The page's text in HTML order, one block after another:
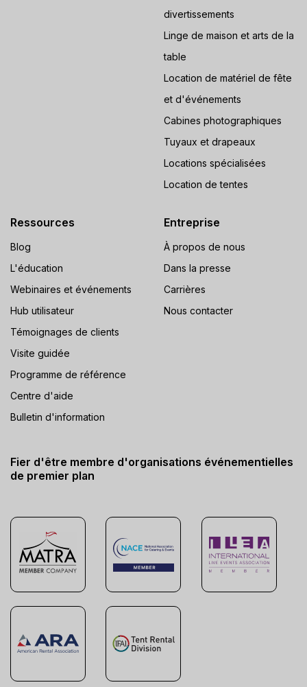
divertissements
Linge de maison et arts de la
table
Location de matériel de fête
et d'événements
Cabines photographiques
Tuyaux et drapeaux
Locations spécialisées
Location de tentes
Ressources
Blog
L'éducation
Webinaires et événements
Hub utilisateur
Témoignages de clients
Visite guidée
Programme de référence
Centre d'aide
Bulletin d'information
Entreprise
À propos de nous
Dans la presse
Carrières
Nous contacter
Fier d'être membre d'organisations événementielles
de premier plan